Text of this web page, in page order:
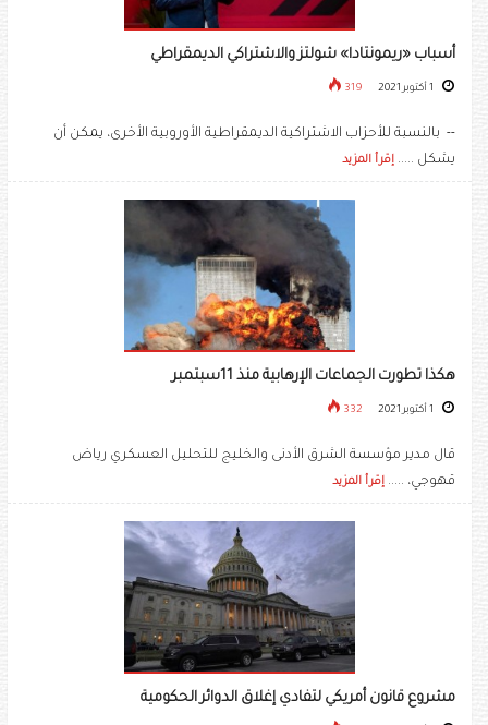
أسباب «ريمونتادا» شولتز والاشتراكي الديمقراطي
319
-- بالنسبة للأحزاب الاشتراكية الديمقراطية الأوروبية الأخرى، يمكن أن
يشكل ..... إقرأ المزيد
هكذا تطورت الجماعات الإرهابية منذ 11سبتمبر
332
قال مدير مؤسسة الشرق الأدنى والخليج للتحليل العسكري رياض
قهوجي، ..... إقرأ المزيد
مشروع قانون أمريكي لتفادي إغلاق الدوائر الحكومية